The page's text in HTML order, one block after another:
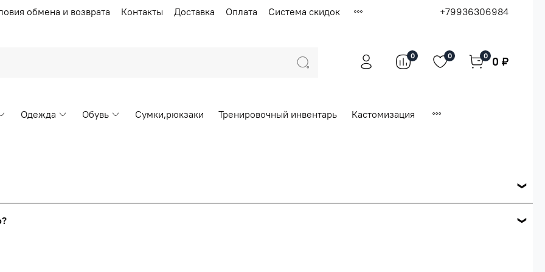
обмена и возврата Контакты Доставка Оплата Система скидок +79936306984
0 0 0 0 ₽
Одежда Обувь Сумки,рюкзаки Тренировочный инвентарь
Кастомизация